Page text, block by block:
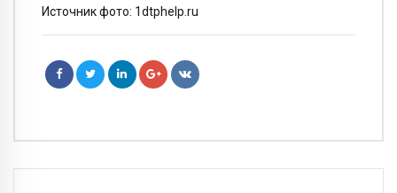
Источник фото: 1dtphelp.ru